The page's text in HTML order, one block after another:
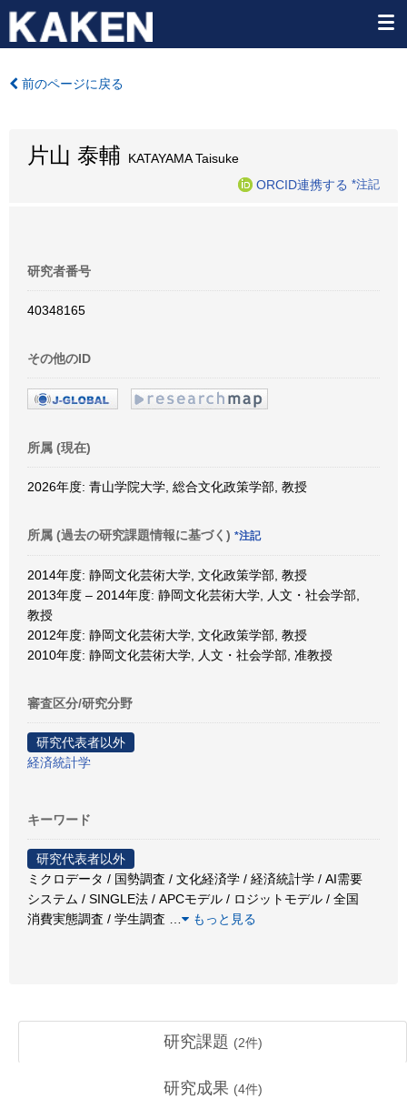
前のページに戻る
片山 泰輔 KATAYAMA Taisuke
ORCID連携する *注記
研究者番号
40348165
その他のID
所属 (現在)
2026年度: 青山学院大学, 総合文化政策学部, 教授
所属 (過去の研究課題情報に基づく) *注記
2014年度: 静岡文化芸術大学, 文化政策学部, 教授
2013年度 – 2014年度: 静岡文化芸術大学, 人文・社会学部,
教授
2012年度: 静岡文化芸術大学, 文化政策学部, 教授
2010年度: 静岡文化芸術大学, 人文・社会学部, 准教授
審査区分/研究分野
研究代表者以外
経済統計学
キーワード
研究代表者以外
ミクロデータ / 国勢調査 / 文化経済学 / 経済統計学 / AI需要
システム / SINGLE法 / APCモデル / ロジットモデル / 全国
消費実態調査 / 学生調査
もっと見る
研究課題 (2件)
研究成果 (4件)